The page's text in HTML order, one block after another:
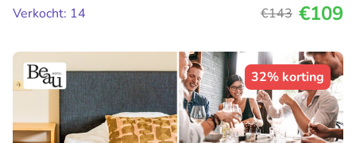
Verkocht: 14
€143 €109
32% korting